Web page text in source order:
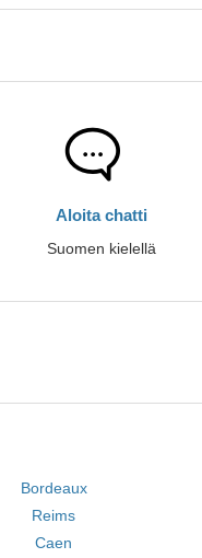
Aloita chatti
Suomen kielellä
Bordeaux
Reims
Caen